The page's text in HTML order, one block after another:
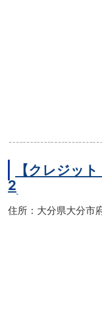
【クレジッ
2
住所：大分県大分市